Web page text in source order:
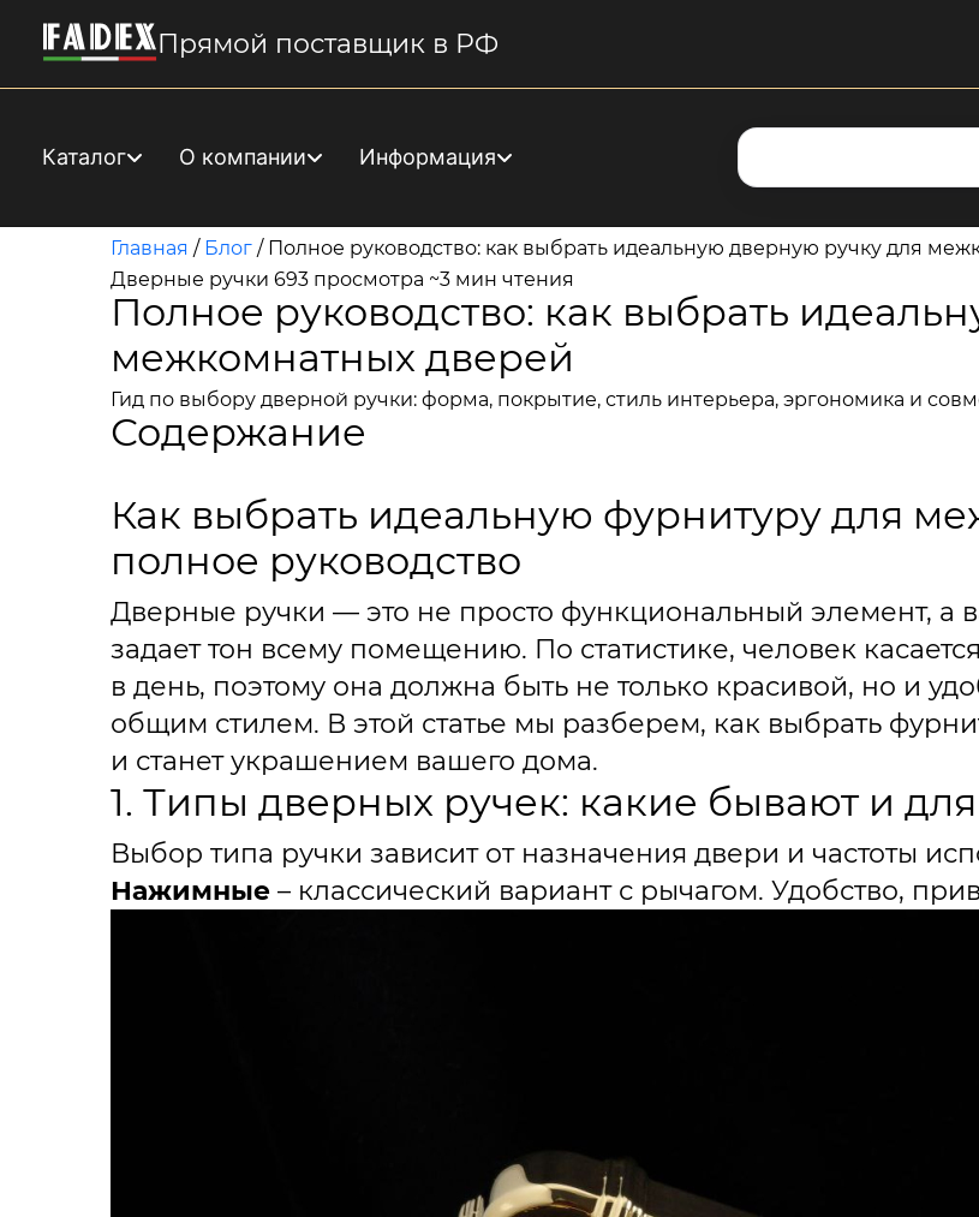
Прямой поставщик в РФ
Каталог О компании Информация
Главная / Блог / Полное руководство: как выбрать идеальную дверную ручку для
Дверные ручки 693 просмотра ~3 мин чтения
Полное руководство: как выбрать
межкомнатных дверей
Гид по выбору дверной ручки: форма, покрытие, стиль интерьера, эргономика и
Содержание
Как выбрать идеальную фурнитуру для
полное руководство
Дверные ручки — это не просто функциональный элемент, а
задает тон всему помещению. По статистике, человек
в день, поэтому она должна быть не только красивой, но и
общим стилем. В этой статье мы разберем, как выбрать
и станет украшением вашего дома.
1. Типы дверных ручек: какие бывают и
Выбор типа ручки зависит от назначения двери и частоты
Нажимные – классический вариант с рычагом. Удобство,